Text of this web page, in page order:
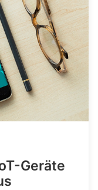
Geräte